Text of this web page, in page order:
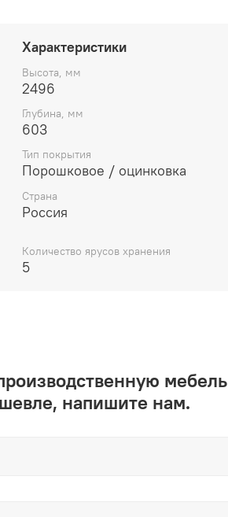
Характеристики
Высота, мм
2496
Глубина, мм
603
Тип покрытия
Порошковое / оцинковка
Страна
Россия
Количество ярусов хранения
5
мебель
напишите нам.